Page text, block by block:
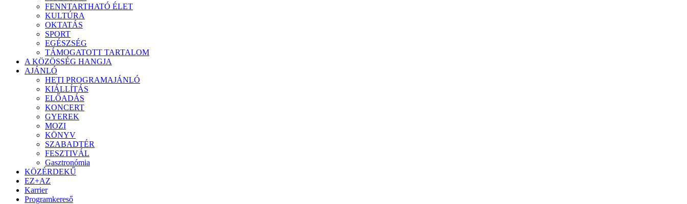
FENNTARTHATÓ ÉLET
KULTÚRA
OKTATÁS
SPORT
EGÉSZSÉG
TÁMOGATOTT TARTALOM
A KÖZÖSSÉG HANGJA
AJÁNLÓ
HETI PROGRAMAJÁNLÓ
KIÁLLÍTÁS
ELŐADÁS
KONCERT
GYEREK
MOZI
KÖNYV
SZABADTÉR
FESZTIVÁL
Gasztronómia
KÖZÉRDEKŰ
EZ+AZ
Karrier
Programkereső